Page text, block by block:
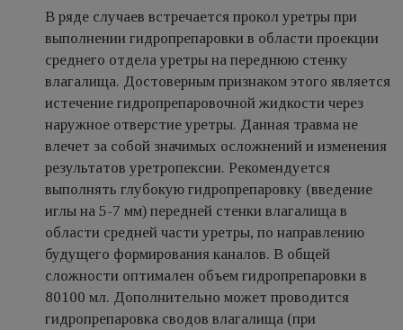
В ряде случаев встречается прокол уретры при
выполнении гидропрепаровки в области проекции
среднего отдела уретры на переднюю стенку
влагалища. Достоверным признаком этого является
истечение гидропрепаровочной жидкости через
наружное отверстие уретры. Данная травма не
влечет за собой значимых осложнений и изменения
результатов уретропексии. Рекомендуется
выполнять глубокую гидропрепаровку (введение
иглы на 5-7 мм) передней стенки влагалища в
области средней части уретры, по направлению
будущего формирования каналов. В общей
сложности оптимален объем гидропрепаровки в
80100 мл. Дополнительно может проводится
гидропрепаровка сводов влагалища (при